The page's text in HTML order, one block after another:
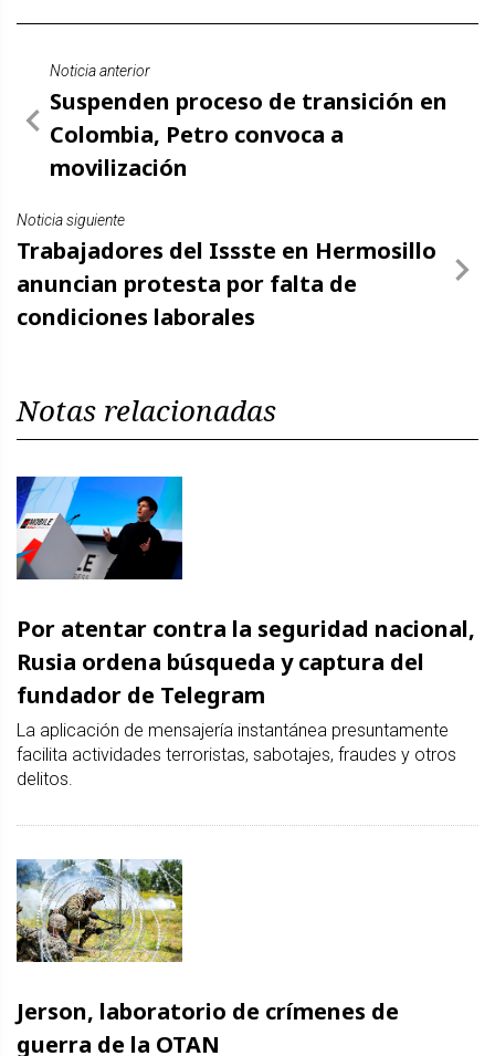
Noticia anterior
Suspenden proceso de transición en
Colombia, Petro convoca a
movilización
Noticia siguiente
Trabajadores del Issste en Hermosillo
anuncian protesta por falta de
condiciones laborales
Notas relacionadas
Por atentar contra la seguridad nacional,
Rusia ordena búsqueda y captura del
fundador de Telegram
La aplicación de mensajería instantánea presuntamente
facilita actividades terroristas, sabotajes, fraudes y otros
delitos.
Jerson, laboratorio de crímenes de
guerra de la OTAN